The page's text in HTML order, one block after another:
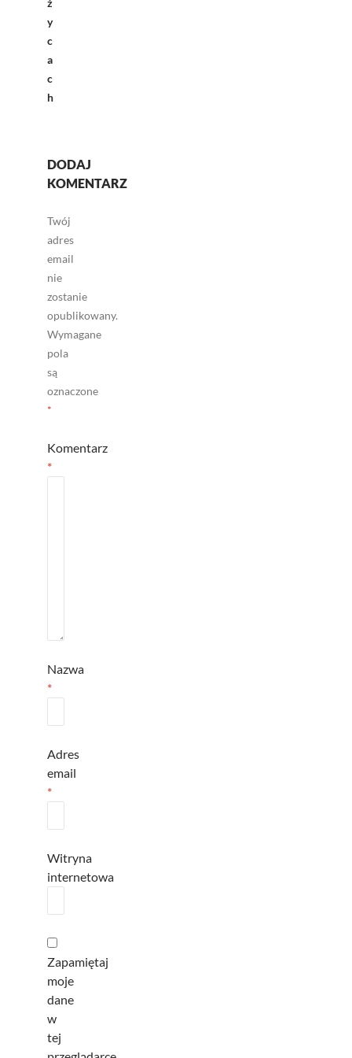
ż
y
c
a
c
h
DODAJ
KOMENTARZ
Twój
adres
email
nie
zostanie
opublikowany.
Wymagane
pola
są
oznaczone
*
Komentarz
*
Nazwa
*
Adres
email
*
Witryna
internetowa
Zapamiętaj
moje
dane
w
tej